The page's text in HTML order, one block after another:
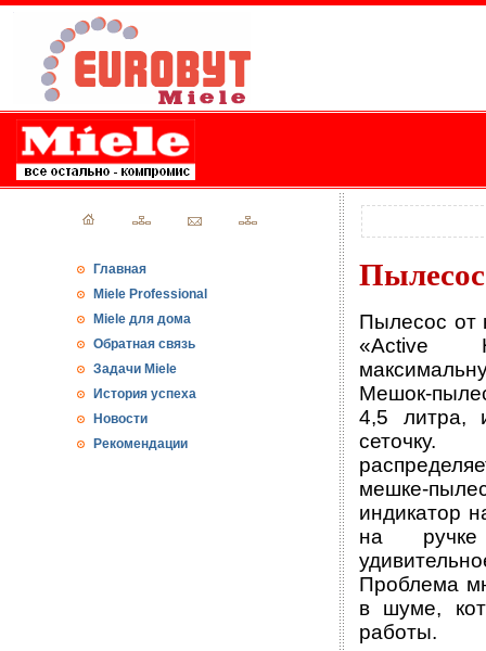
Главная
Miele Professional
Miele для дома
Обратная связь
Задачи Miele
История успеха
Новости
Рекомендации
Пылесос
Пылесос от
«Active
Мешок-
4,5 литра,
сеточку.
мешке-
индикатор
на ручке
Проблема
в шуме,
работы.